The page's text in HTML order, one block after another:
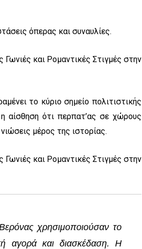
όπερας και συναυλίες.
το κύριο σημείο πολιτιστικής
αίσθηση ότι περπατ’ας σε χώρους
μέρος της ιστορίας.
χρησιμοποιούσαν το
αγορά και διασκέδαση. Η